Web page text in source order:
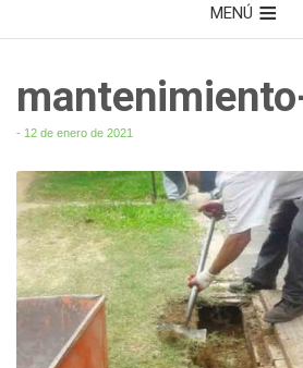
MENÚ
- 12 de enero de 2021